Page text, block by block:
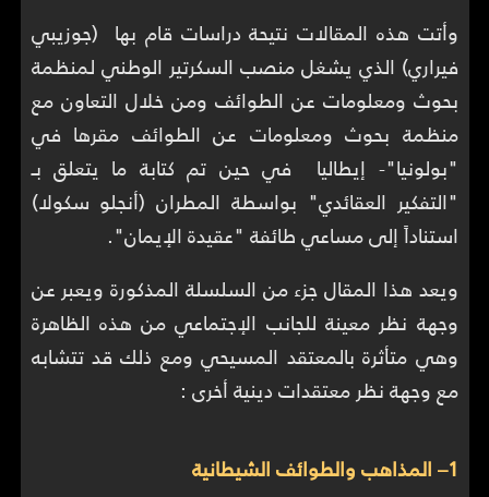
وأتت هذه المقالات نتيحة دراسات قام بها (جوزيبي
فيراري) الذي يشغل منصب السكرتير الوطني لمنظمة
بحوث ومعلومات عن الطوائف ومن خلال التعاون مع
منظمة بحوث ومعلومات عن الطوائف مقرها في
"بولونيا"- إيطاليا في حين تم كتابة ما يتعلق بـ
"التفكير العقائدي" بواسطة المطران (أنجلو سكولا)
استناداً إلى مساعي طائفة "عقيدة الإيمان".
ويعد هذا المقال جزء من السلسلة المذكورة ويعبر عن
وجهة نظر معينة للجانب الإجتماعي من هذه الظاهرة
وهي متأثرة بالمعتقد المسيحي ومع ذلك قد تتشابه
مع وجهة نظر معتقدات دينية أخرى :
1– المذاهب والطوائف الشيطانية